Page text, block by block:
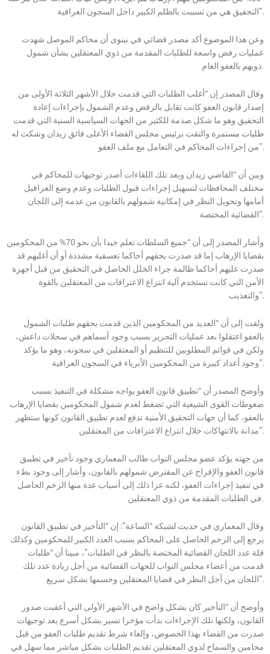
التحقيق هي من تسببت بالظلم الكبير داخل السجون العراقية”.
وعن هذا الموضوع أكد مصدر قضائي في نينوى أن محاكم الموصل شهدت
عمليات رفض واسعة للطلبات المقدمة من ذوي المعتقلين بشأن شمول
ذويهم بالعفو العام.
وقال المصدر إن “أغلب الطلبات التي قدمت خلال الأشهر الثلاثة الأولى من
إصدار قانون العفو كانت تقابل بالرفض وعدم الشمول بإجراءات إعادة
التحقيق وهو ما شكل صدمة للكثير من الجهات السياسية السنية التي قدمت
طلبات مستمرة والتقت برئيس مجلس القضاء الأعلى فائق زيدان وشكت له
من إجراءات المحاكم في التعامل مع ملف العفو”.
وبين أن “القاضي زيدان وبعد تلك اللقاءات أصدر توجيهات للمحاكم في
مختلف المحافظات لتسهيل إجراءات قبول الطلبات وعدم وضع العراقيل
أمامها وتحويل النظر في إمكانية شمولهم بالقانون من عدمه إلى اللجان
القضائية المختصة”.
وأشار المصدر إلى أن “جميع السلطات تعلم جيدا بأن نحو 70% من المحكومين
بقضايا الإرهاب إما قد صدرت بحقهم أحاكما تعسفية مشددة أو أن أغلبهم قد
صدرت عليهم أحاكما ظالمة جراء الخلل الحاصل في التحقيق من قبل أجهزة
الأمن التي كانت تستخدم آلية انتزاع الاعترافات من المعتقلين بالقوة
والتعذيب”.
ولفت إلى أن “العديد من المحكومين الذين قدمت بحقهم طلبات الشمول
بالعفو اعتقلوا بعد عمليات التحرير بسبب وجود أسماهم في سجلات داعش،
ولكن في قوائم المطلوبين للتنظيم أو المعتقلين في سجونه، وهو ما يؤكد
وجود أعداد كبيرة من المحكومين الأبرياء في السجون العراقية”.
وأوضح المصدر أن “تطبيق قانون العفو يواجه مشكلة في التنفيذ بسبب
ضغوطات القوى الشيعية التي تضغط لعدم شمول المحكومين بقضايا الإرهاب
بالعفو، كما أن جهات التحقيق الأمنية تدفع لعدم تطبيق القانون كونها ستظهر
مدانة بالانتهاكات خلال انتزاع الاعترافات من المعتقلين”.
من جهته يؤكد عضو مجلس النواب طالب المعماري وجود تأخير في تطبيق
قانون العفو والإفراج عن المفترض شمولهم بالقانون، وأشار إلى وجود بطء
في تنفيذ إجراءات العفو، لكنه عزا ذلك إلى أسباب عدة منها الزخم الحاصل
في الطلبات المقدمة من ذوي المعتقلين.
وقال المعماري في حديث لشبكة “الساعة”: إن “التأخير في تطبيق القانون
يرجع إلى الزخم الحاصل على المحاكم بسبب العدد الكبير للمحكومين وكذلك
قلة عدد اللجان القضائية المختصة بالنظر في الطلبات”، مبينا أن “طلبات
قدمت من أعضاء مجلس النواب للجهات القضائية من أجل زيادة عدد تلك
اللجان من أجل النظر في قضايا المعتقلين وحسمها بشكل سريع”.
وأوضح أن “التأخير كان بشكل واضح في الأشهر الأولى التي أعقبت صدور
القانون، ولكنها تلك الإجراءات بدأت مؤخرا تسير بشكل أسرع بعد توجيهات
صدرت من القضاء بهذا الخصوص، وإلغاء شرط تقديم طلبات العفو من قبل
محامين والسماح لذوي المعتقلين تقديم الطلبات بشكل مباشر مما سهل في